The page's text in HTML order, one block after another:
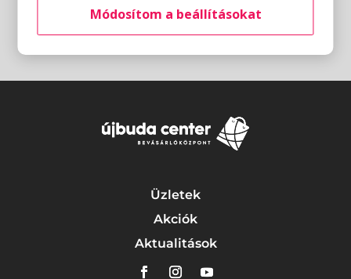
Üzletek
Akciók
Aktualitások
Módosítom a beállításokat